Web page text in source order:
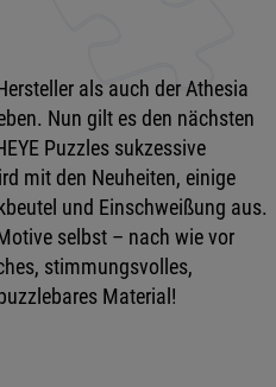
als auch der Athesia
Nun gilt es den nächsten
Puzzles sukzessive
mit den Neuheiten, einige
und Einschweißung aus.
selbst – nach wie vor
stimmungsvolles,
Material!